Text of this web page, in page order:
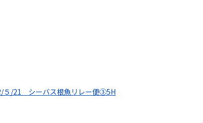
５/21 シーバス根魚リレー便③5H